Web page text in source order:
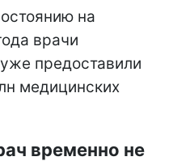
на
врачи
предоставили
медицинских
временно не